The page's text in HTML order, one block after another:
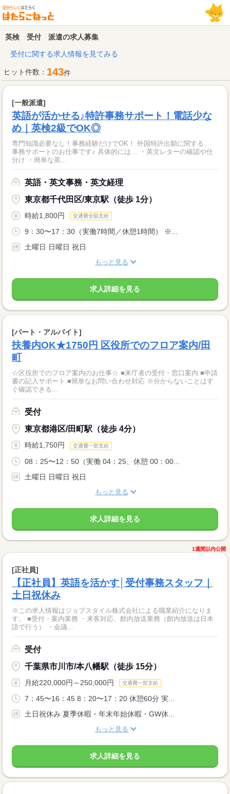
英検 受付 派遣の求人募集
受付に関する求人情報を見てみる
ヒット件数： 143件
[一般派遣]
英語が活かせる♪特許事務サポート！電話少な
め｜英検2級でOK◎
専門知識必要なし！事務経験だけでOK！ 外国特許出願に関する、
事務サポートのお仕事です♪ 具体的には… ・英文レターの確認や仕
分け ・簡単な英...
英語・英文事務・英文経理
東京都千代田区/東京駅（徒歩 1分）
時給1,800円 交通費全額支給
9：30〜17：30（実働7時間／休憩1時間） ※...
土曜日 日曜日 祝日
もっと見る
求人詳細を見る
[パート・アルバイト]
扶養内OK★1750円 区役所でのフロア案内/田
町
☆区役所でのフロア案内のお仕事☆ ■来庁者の受付・窓口案内 ■申請
書の記入サポート ■簡単なお問い合わせ対応 ※分からないことはす
ぐ確認できる...
受付
東京都港区/田町駅（徒歩 4分）
時給1,750円 交通費一部支給
08：25〜12：50（実働 04：25、休憩 00：00...
土曜日 日曜日 祝日
もっと見る
求人詳細を見る
1週間以内公開
[正社員]
【正社員】英語を活かす│受付事務スタッフ｜
土日祝休み
※この求人情報はジョブスタイル株式会社による職業紹介になりま
す。 ■受付・案内業務 ・来客対応、館内放送業務（館内放送は日本
語で行う） ・会議...
受付
千葉県市川市/本八幡駅（徒歩 15分）
月給220,000円～250,000円 交通費一部支給
7：45〜16：45 8：20〜17：20 休憩60分 実...
土日祝休み 夏季休暇・年末年始休暇・GW休...
もっと見る
求人詳細を見る